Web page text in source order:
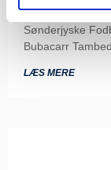
Sønderjyske
Bubacarr
LÆS MERE